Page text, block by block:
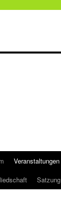
Veranstaltungen
Satzung